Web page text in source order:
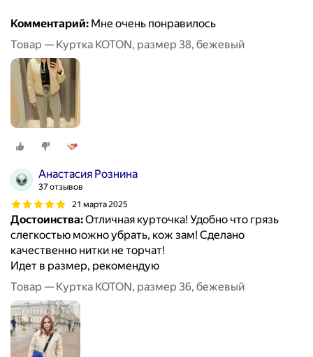
Комментарий: Мне очень понравилось
Товар — Куртка KOTON, размер 38, бежевый
Анастасия Рознина
37 отзывов
21 марта 2025
Достоинства:Отличная курточка! Удобно что грязь
слегкостью можно убрать, кож зам! Сделано
качественно нитки не торчат!
Идет в размер, рекомендую
Товар — Куртка KOTON, размер 36, бежевый